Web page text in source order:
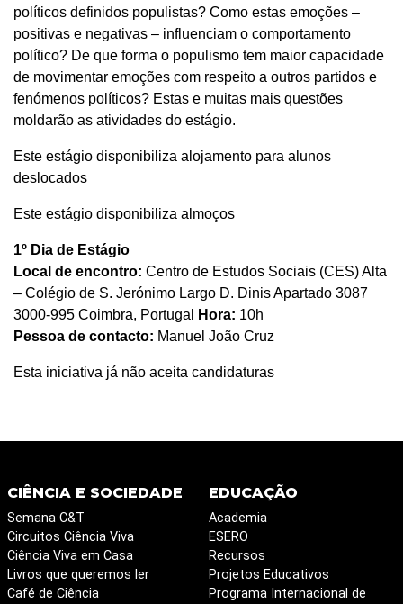
políticos definidos populistas? Como estas emoções –
positivas e negativas – influenciam o comportamento
político? De que forma o populismo tem maior capacidade
de movimentar emoções com respeito a outros partidos e
fenómenos políticos? Estas e muitas mais questões
moldarão as atividades do estágio.
Este estágio disponibiliza alojamento para alunos
deslocados
Este estágio disponibiliza almoços
1º Dia de Estágio
Local de encontro: Centro de Estudos Sociais (CES) Alta
– Colégio de S. Jerónimo Largo D. Dinis Apartado 3087
3000-995 Coimbra, Portugal
Hora: 10h
Pessoa de contacto: Manuel João Cruz
Esta iniciativa já não aceita candidaturas
CIÊNCIA E SOCIEDADE
Semana C&T
Circuitos Ciência Viva
Ciência Viva em Casa
Livros que queremos ler
Café de Ciência
EDUCAÇÃO
Academia
ESERO
Recursos
Projetos Educativos
Programa Internacional de